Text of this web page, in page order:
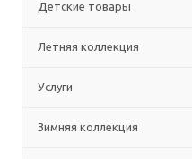
Детские товары
Летняя коллекция
Услуги
Зимняя коллекция